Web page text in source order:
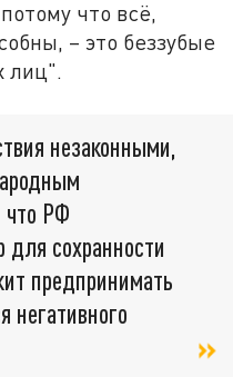
что всё,
– это беззубые
лиц".
незаконными,
что РФ
сохранности
предпринимать
негативного